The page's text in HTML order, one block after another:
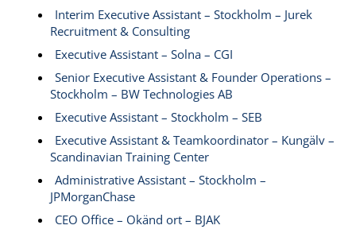
Interim Executive Assistant – Stockholm – Jurek
Recruitment & Consulting
Executive Assistant – Solna – CGI
Senior Executive Assistant & Founder Operations –
Stockholm – BW Technologies AB
Executive Assistant – Stockholm – SEB
Executive Assistant & Teamkoordinator – Kungälv –
Scandinavian Training Center
Administrative Assistant – Stockholm –
JPMorganChase
CEO Office – Okänd ort – BJAK